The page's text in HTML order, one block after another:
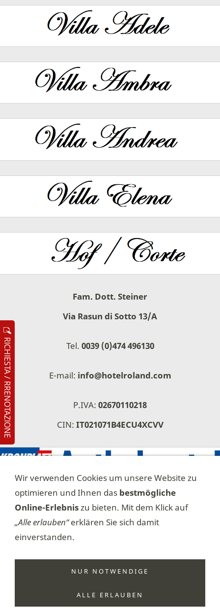
RICHIESTA / RRENOTAZIONE
Fam. Dott. Steiner
Via Rasun di Sotto 13/A
Tel. 0039 (0)474 496130
E-mail: info@hotelroland.com
P.IVA: 02670110218
CIN: IT021071B4ECU4XCVV
ImpressumKontakt
GmbH & Co. KG.
„Fußzeilentext bearbeiten“
Wir verwenden Cookies um unsere Website zu
optimieren und Ihnen das bestmögliche
Online-Erlebniszu bieten. Mit dem Klick auf
„Alle erlauben“erklären Sie sich damit
einverstanden.
NUR NOTWENDIGE
ALLE ERLAUBEN